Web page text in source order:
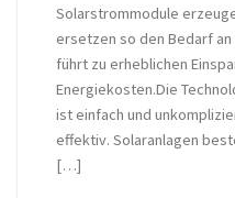
Solarstrommodule
ersetzen so den Bedarf
führt zu erheblichen
Energiekosten.Die
ist einfach und
effektiv. Solaranlagen
[…]